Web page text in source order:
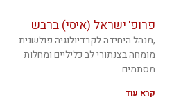
פרופ' ישראל (איסי) ברבש
,מנהל היחידה לקרדיולוגיה פולשנית
מומחה בצנתורי לב כליליים ומחלות
מסתמים
קרא עוד